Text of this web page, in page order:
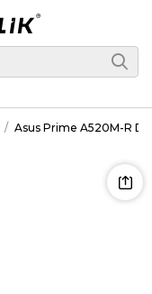
Asus Prime A520M-R